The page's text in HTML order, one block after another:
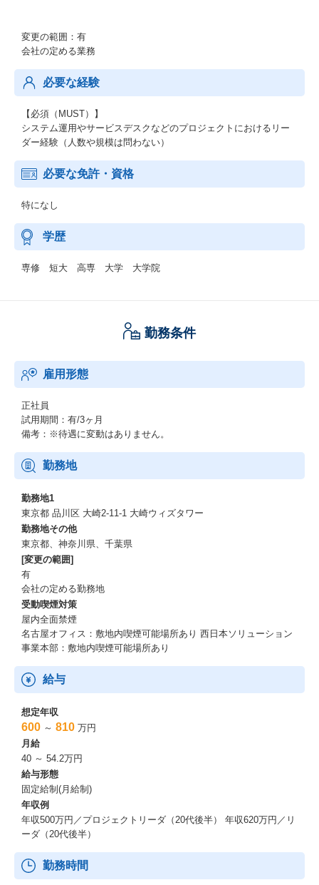
変更の範囲：有
会社の定める業務
必要な経験
【必須（MUST）】
システム運用やサービスデスクなどのプロジェクトにおけるリー
ダー経験（人数や規模は問わない）
必要な免許・資格
特になし
学歴
専修 短大 高専 大学 大学院
勤務条件
雇用形態
正社員
試用期間：有/3ヶ月
備考：※待遇に変動はありません。
勤務地
勤務地1
東京都 品川区 大崎2-11-1 大崎ウィズタワー
勤務地その他
東京都、神奈川県、千葉県
[変更の範囲]
有
会社の定める勤務地
受動喫煙対策
屋内全面禁煙
名古屋オフィス：敷地内喫煙可能場所あり 西日本ソリューション
事業本部：敷地内喫煙可能場所あり
給与
想定年収
600 ～ 810 万円
月給
40 ～ 54.2万円
給与形態
固定給制(月給制)
年収例
年収500万円／プロジェクトリーダ（20代後半） 年収620万円／リ
ーダ（20代後半）
勤務時間